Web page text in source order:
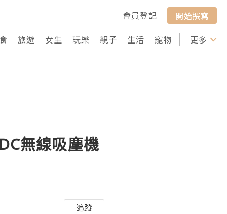
會員登記
開始撰寫
旅遊 女生 玩樂 親子 生活 寵物 行山 打卡
更多
無線吸塵機
追蹤